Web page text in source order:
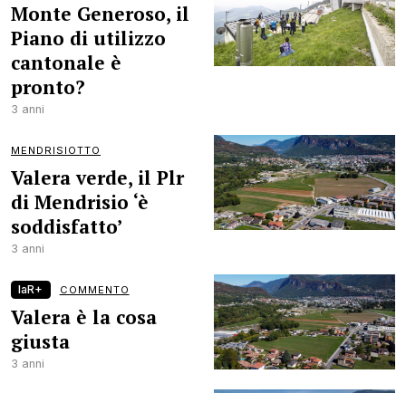
Monte Generoso, il
Piano di utilizzo
cantonale è
pronto?
3 anni
MENDRISIOTTO
Valera verde, il Plr
di Mendrisio ‘è
soddisfatto’
3 anni
laR+ COMMENTO
Valera è la cosa
giusta
3 anni